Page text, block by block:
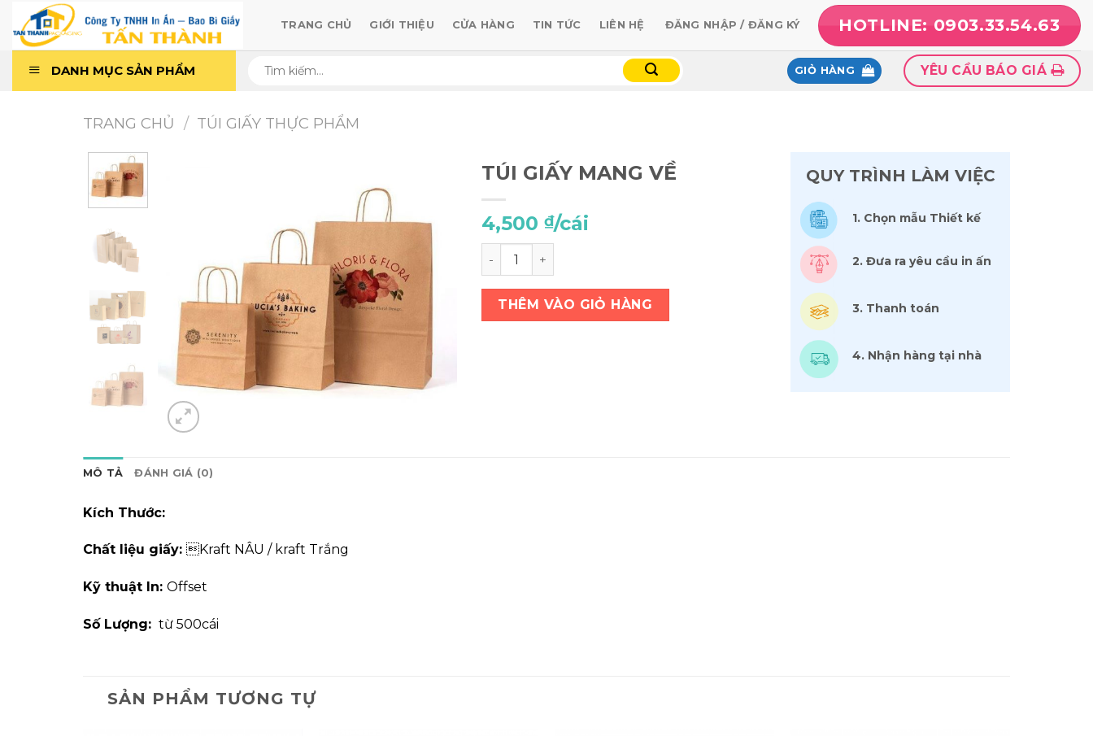
content
TRANG CHỦ GIỚI THIỆU CỬA HÀNG TIN TỨC LIÊN HỆ ĐĂNG NHẬP / ĐĂNG KÝ HOTLINE: 0903.33.54.63
DANH MỤC SẢN PHẨM
Tìm
kiếm:
GIỎ HÀNG YÊU CẦU BÁO GIÁ
TRANG CHỦ / TÚI GIẤY THỰC PHẨM
TÚI GIẤY MANG VỀ
4,500 ₫/cái
TÚI GIẤY MANG VỀ số lượng
THÊM VÀO GIỎ HÀNG
QUY TRÌNH LÀM VIỆC
1. Chọn mẫu Thiết kế
2. Đưa ra yêu cầu in ấn
3. Thanh toán
4. Nhận hàng tại nhà
MÔ TẢ ĐÁNH GIÁ (0)
Kích Thước:
Chất liệu giấy: Kraft NÂU / kraft Trắng
Kỹ thuật In: Offset
Số Lượng: từ 500cái
SẢN PHẨM TƯƠNG TỰ